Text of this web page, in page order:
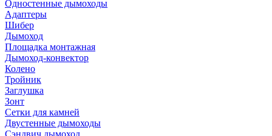
Одностенные дымоходы
Адаптеры
Шибер
Дымоход
Площадка монтажная
Дымоход-конвектор
Колено
Тройник
Заглушка
Зонт
Сетки для камней
Двустенные дымоходы
Сэндвич дымоход